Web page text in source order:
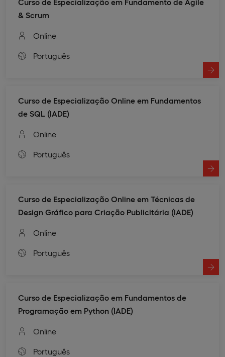
& Scrum​
Online
Português
Curso de Especialização Online em Fundamentos
de SQL (IADE)
Online
Português
Curso de Especialização Online em Técnicas de
Design Gráfico para Criação Publicitária (IADE)
Online
Português
Curso de Especialização em Fundamentos de
Programação em Python (IADE)
Online
Português